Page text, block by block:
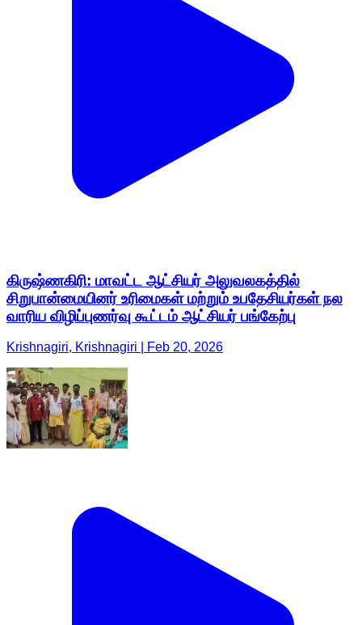
கிருஷ்ணகிரி: மாவட்ட ஆட்சியர் அலுவலகத்தில்
சிறுபான்மையினர் உரிமைகள் மற்றும் உபதேசியர்கள் நல
வாரிய விழிப்புணர்வு கூட்டம் ஆட்சியர் பங்கேற்பு
Krishnagiri, Krishnagiri | Feb 20, 2026